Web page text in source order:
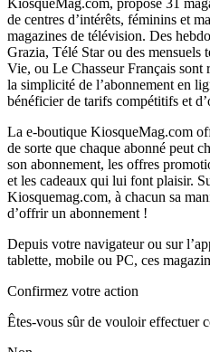
KiosqueMag.com, propose 31
de centres d’intérêts, féminins et
magazines de télévision. Des
Grazia, Télé Star ou des mensuels
Vie, ou Le Chasseur Français sont
la simplicité de l’abonnement en
bénéficier de tarifs compétitifs et
La e-boutique KiosqueMag.com
de sorte que chaque abonné peut
son abonnement, les offres
et les cadeaux qui lui font plaisir.
Kiosquemag.com, à chacun sa
d’offrir un abonnement !
Depuis votre navigateur ou sur
tablette, mobile ou PC, ces
Confirmez votre action
Êtes-vous sûr de vouloir effectuer